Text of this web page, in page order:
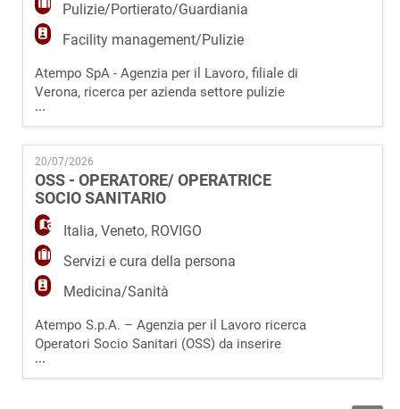
Pulizie/Portierato/Guardiania
Facility management/Pulizie
Atempo SpA - Agenzia per il Lavoro, filiale di
Verona, ricerca per azienda settore pulizie
industriali a Verona, un' Addetto/a alle
Pulizie da inserire in spazi lavorativi come
uffici, palestre e scuole. La risorsa si
occuperà di: - pulire spazi lavorativi come
uffici, palestre e spazi commerciali,
occupandosi anche della pulizia dei bagni. - uti
...
20/07/2026
OSS - OPERATORE/ OPERATRICE
SOCIO SANITARIO
Italia,Veneto, ROVIGO
Servizi e cura della persona
Medicina/Sanità
Atempo S.p.A. – Agenzia per il Lavoro ricerca
Operatori Socio Sanitari (OSS) da inserire
presso una struttura sanitaria e socio-
assistenziale situata nel basso Polesine,
...